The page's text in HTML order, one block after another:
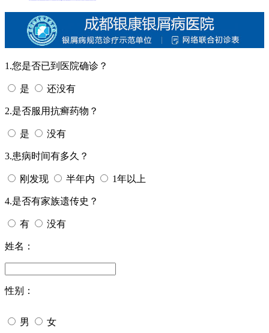
1.您是否已到医院确诊？
是 还没有
2.是否服用抗癣药物？
是 没有
3.患病时间有多久？
刚发现 半年内 1年以上
4.是否有家族遗传史？
有 没有
姓名：
性别：
男 女